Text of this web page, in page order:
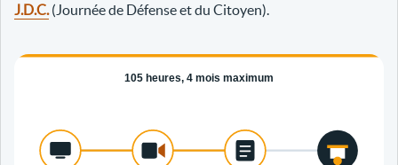
J.D.C.(Journée de Défense et du Citoyen).